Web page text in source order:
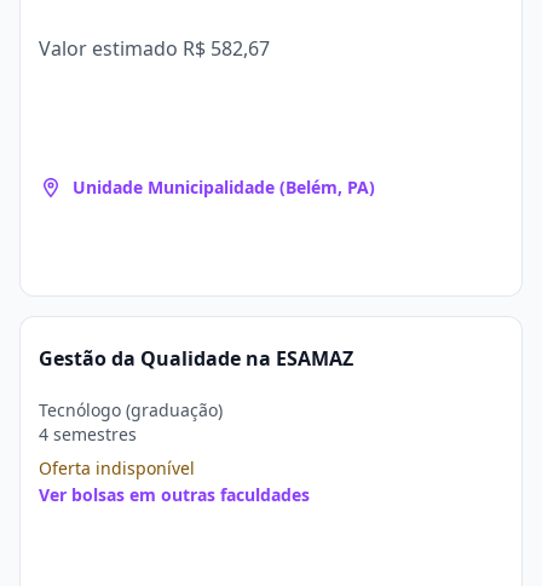
Valor estimado R$ 582,67
Unidade Municipalidade (Belém, PA)
Gestão da Qualidade na ESAMAZ
Tecnólogo (graduação)
4 semestres
Oferta indisponível
Ver bolsas em outras faculdades